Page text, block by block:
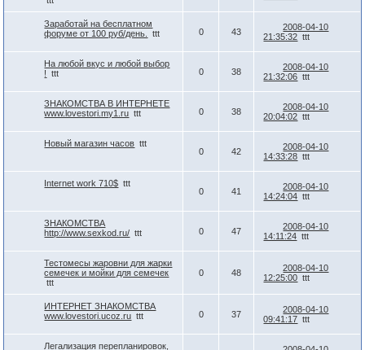
Заработай на бесплатном
форуме от 100 руб/день.
ttt 0 43
2008-04-10
21:35:32 ttt
На любой вкус и любой выбор
!
ttt 0 38
2008-04-10
21:32:06 ttt
ЗНАКОМСТВА В ИНТЕРНЕТЕ
www.lovestori.my1.ru ttt 0 38
2008-04-10
20:04:02 ttt
Новый магазин часов ttt
0
42
2008-04-10
14:33:28 ttt
Internet work 710$ ttt
0
41
2008-04-10
14:24:04 ttt
ЗНАКОМСТВА
http://www.sexkod.ru/ ttt 0 47
2008-04-10
14:11:24 ttt
Тестомесы жаровни для жарки
семечек и мойки для семечек
ttt
0 48
2008-04-10
12:25:00 ttt
ИНТЕРНЕТ ЗНАКОМСТВА
www.lovestori.ucoz.ru ttt 0 37
2008-04-10
09:41:17 ttt
Легализация перепланировок,